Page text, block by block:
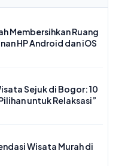
Membersihkan Ruang
HP Android dan iOS
Sejuk di Bogor: 10
untuk Relaksasi”
Wisata Murah di